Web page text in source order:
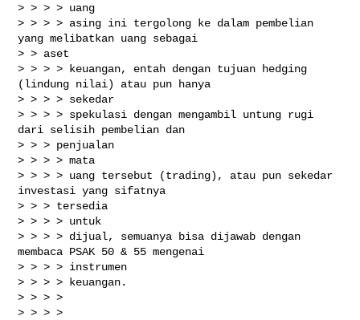
> > > > uang
> > > > asing ini tergolong ke dalam pembelian
yang melibatkan uang sebagai
> > aset
> > > > keuangan, entah dengan tujuan hedging
(lindung nilai) atau pun hanya
> > > > sekedar
> > > > spekulasi dengan mengambil untung rugi
dari selisih pembelian dan
> > > penjualan
> > > > mata
> > > > uang tersebut (trading), atau pun sekedar
investasi yang sifatnya
> > > tersedia
> > > > untuk
> > > > dijual, semuanya bisa dijawab dengan
membaca PSAK 50 & 55 mengenai
> > > > instrumen
> > > > keuangan.
> > > >
> > > >